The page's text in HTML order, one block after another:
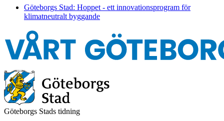
Göteborgs Stad: Hoppet - ett innovationsprogram för
klimatneutralt byggande
Göteborgs Stads tidning